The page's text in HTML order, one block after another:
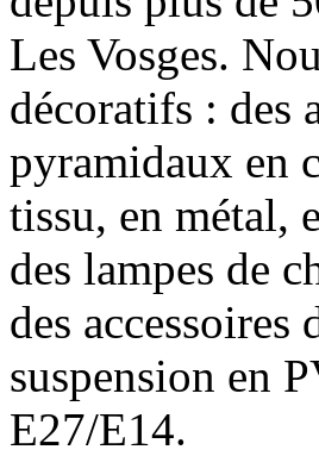
Les Vosges.
décoratifs : des
pyramidaux en
tissu, en métal,
des lampes de
des
suspension en
E27/E14.